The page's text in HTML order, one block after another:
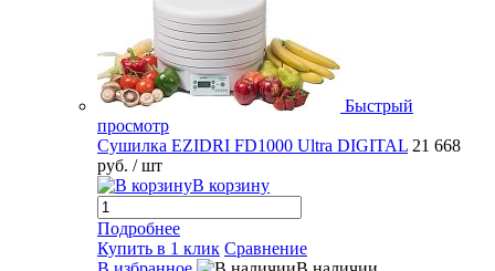
Быстрый
просмотр
Сушилка EZIDRI FD1000 Ultra DIGITAL 21 668
руб. / шт
В корзину
Подробнее
Купить в 1 клик Сравнение